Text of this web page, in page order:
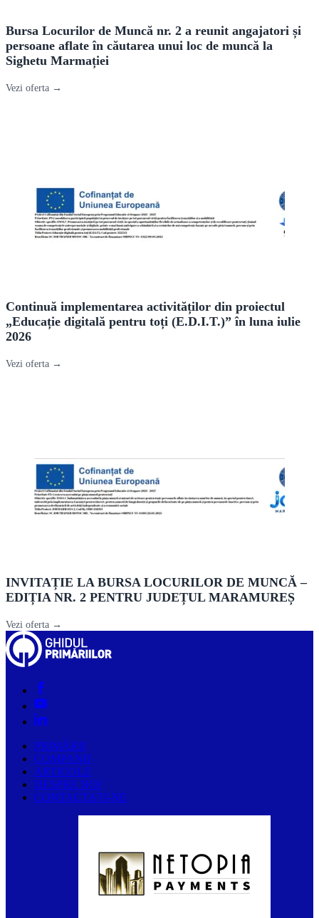
Bursa Locurilor de Muncă nr. 2 a reunit angajatori și
persoane aflate în căutarea unui loc de muncă la
Sighetu Marmației
Vezi oferta →
Continuă implementarea activităților din proiectul
„Educație digitală pentru toți (E.D.I.T.)” în luna iulie
2026
Vezi oferta →
INVITAȚIE LA BURSA LOCURILOR DE MUNCĂ –
EDIȚIA NR. 2 PENTRU JUDEȚUL MARAMUREȘ
Vezi oferta →
PRIMĂRII
COMPANII
ARTICOLE
DESPRE NOI
CONTACTAȚI-NE